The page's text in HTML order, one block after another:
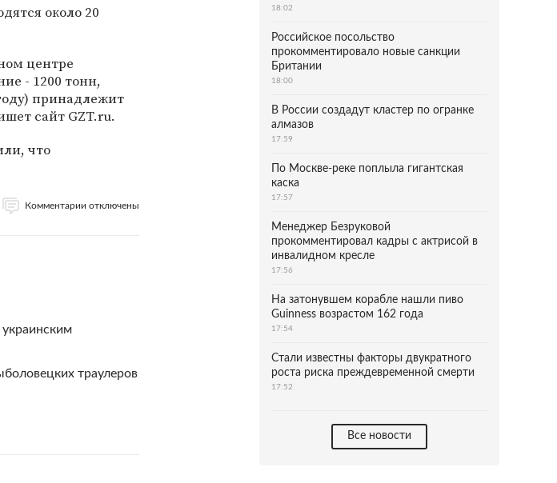
около 20
центре
- 1200 тонн,
принадлежит
сайт GZT.ru.
что
Комментарии отключены
траулеров
18:02
Российское посольство
прокомментировало новые санкции
Британии
18:00
В России создадут кластер по огранке
алмазов
17:59
По Москве-реке поплыла гигантская
каска
17:57
Менеджер Безруковой
прокомментировал кадры с актрисой в
инвалидном кресле
17:56
На затонувшем корабле нашли пиво
Guinness возрастом 162 года
17:54
Стали известны факторы двукратного
роста риска преждевременной смерти
17:52
Все новости